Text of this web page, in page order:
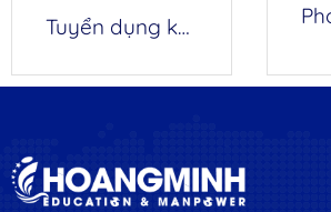
Tuyển dụng kế toán trưởng